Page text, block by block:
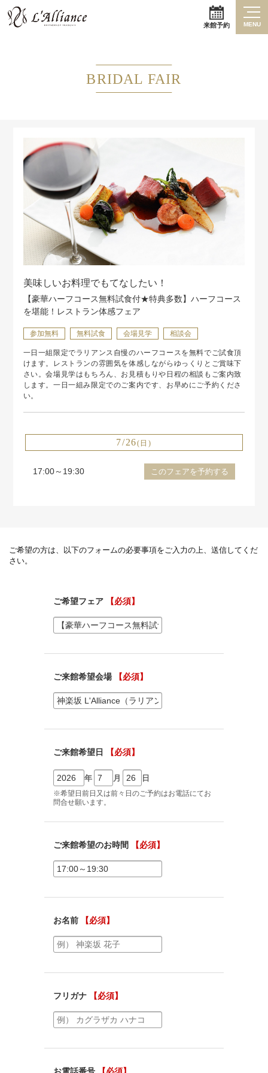
来館予約 MENU
BRIDAL FAIR
美味しいお料理でもてなしたい！
【豪華ハーフコース無料試食付★特典多数】ハーフコース
を堪能！レストラン体感フェア
参加無料 無料試食 会場見学 相談会
一日一組限定でラリアンス自慢のハーフコースを無料でご試食頂
けます。レストランの雰囲気を体感しながらゆっくりとご賞味下
さい。会場見学はもちろん、お見積もりや日程の相談もご案内致
します。一日一組み限定でのご案内です、お早めにご予約くださ
い。
7/26(日)
17:00～19:30 このフェアを予約する